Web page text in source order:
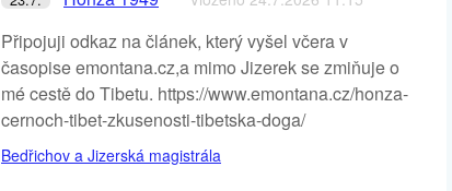
Připojuji odkaz na článek, který vyšel včera v
časopise emontana.cz,a mimo Jizerek se zmiňuje o
mé cestě do Tibetu. https://www.emontana.cz/honza-
cernoch-tibet-zkusenosti-tibetska-doga/
Bedřichov a Jizerská magistrála